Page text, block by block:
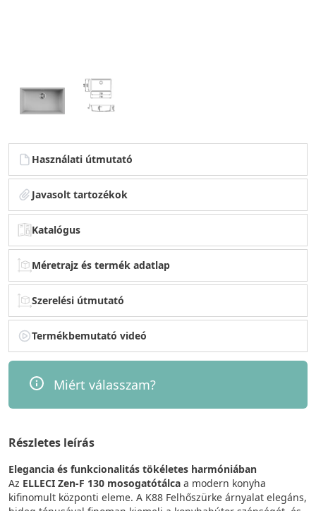
Használati útmutató
Javasolt tartozékok
Katalógus
Méretrajz és termék adatlap
Szerelési útmutató
Termékbemutató videó
Miért válasszam?
Részletes leírás
Elegancia és funkcionalitás tökéletes harmóniában
Az ELLECI Zen-F 130 mosogatótálca a modern konyha
kifinomult központi eleme. A K88 Felhőszürke árnyalat elegáns,